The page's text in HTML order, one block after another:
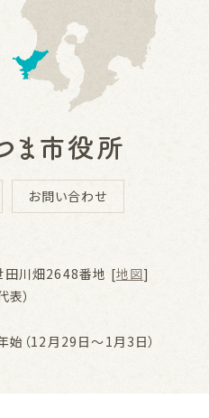
お問い合わせ
田川畑2648番地 [地図]
）
始（12月29日～1月3日）